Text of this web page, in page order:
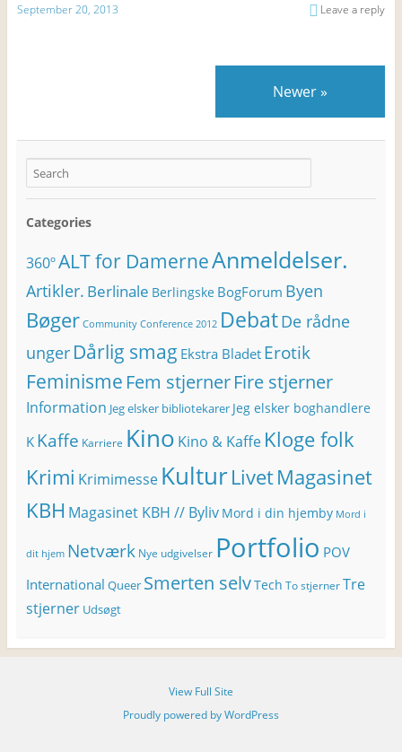
September 20, 2013 Leave a reply
Newer»
Categories
360ºALT for DamerneAnmeldelser.
Artikler. Berlinale Berlingske BogForum Byen
Bøger Community Conference 2012 DebatDe rådne
unger Dårlig smag Ekstra Bladet Erotik
Feminisme Fem stjernerFire stjerner
Information Jeg elsker bibliotekarer Jeg elsker boghandlere
K Kaffe Karriere Kino Kino & Kaffe Kloge folk
Krimi Krimimesse KulturLivetMagasinet
KBH Magasinet KBH // Byliv Mord i din hjemby Mord i
dit hjem Netværk Nye udgivelser Portfolio POV
International Queer Smerten selvTech To stjerner Tre
stjerner Udsøgt
View Full Site
Proudly powered by WordPress